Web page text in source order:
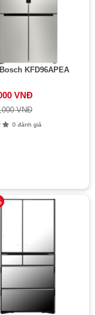
KFD96APEA
VNĐ
VNĐ
0 đánh giá